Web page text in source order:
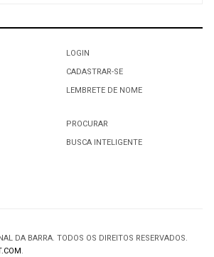
LOGIN
CADASTRAR-SE
LEMBRETE DE NOME
PROCURAR
BUSCA INTELIGENTE
DA BARRA. TODOS OS DIREITOS RESERVADOS.
.